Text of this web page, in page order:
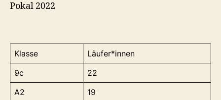
Pokal 2022
Klasse
Läufer*innen
9c
22
A2
19